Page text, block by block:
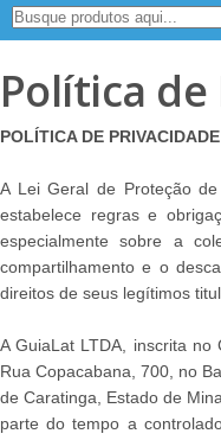
Política
POLÍTICA DE PRIVACIDADE
A Lei Geral de Proteção
estabelece regras e
especialmente sobre a
compartilhamento e o
direitos de seus legítimos
A GuiaLat LTDA, inscrita no
Rua Copacabana, 700, no
de Caratinga, Estado de
parte do tempo a